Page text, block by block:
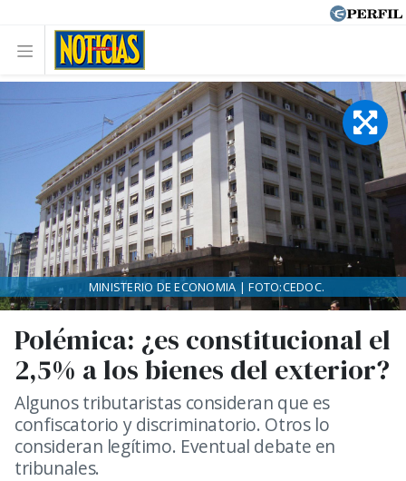
Polémica: ¿es constitucional el
2,5% a los bienes del exterior?
Algunos tributaristas consideran que es
confiscatorio y discriminatorio. Otros lo
consideran legítimo. Eventual debate en
tribunales.
MINISTERIO DE ECONOMIA | FOTO:CEDOC.